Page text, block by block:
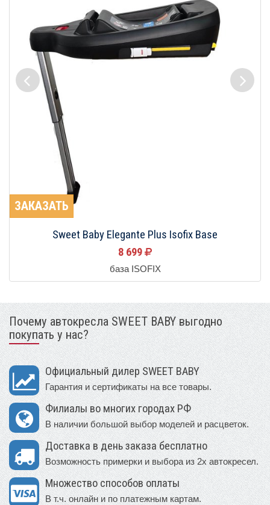
ЗАКАЗАТЬ
Sweet Baby Elegante Plus Isofix Base
8 699
база ISOFIX
Почему автокресла SWEET BABY выгодно
покупать у нас?
Официальный дилер SWEET BABY
Гарантия и сертификаты на все товары.
Филиалы во многих городах РФ
В наличии большой выбор моделей и расцветок.
Доставка в день заказа бесплатно
Возможность примерки и выбора из 2х автокресел.
Множество способов оплаты
В т.ч. онлайн и по платежным картам.